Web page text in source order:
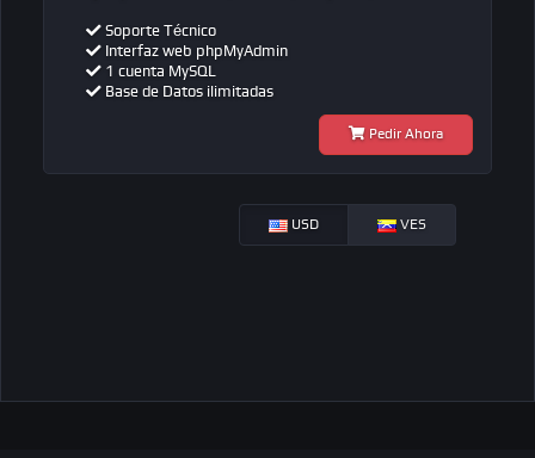
Soporte Técnico
Interfaz web phpMyAdmin
1 cuenta MySQL
Base de Datos ilimitadas
Pedir Ahora
USD VES